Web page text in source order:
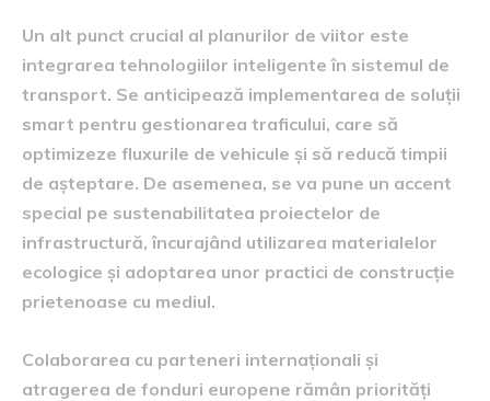
Un alt punct crucial al planurilor de viitor este
integrarea tehnologiilor inteligente în sistemul de
transport. Se anticipează implementarea de soluții
smart pentru gestionarea traficului, care să
optimizeze fluxurile de vehicule și să reducă timpii
de așteptare. De asemenea, se va pune un accent
special pe sustenabilitatea proiectelor de
infrastructură, încurajând utilizarea materialelor
ecologice și adoptarea unor practici de construcție
prietenoase cu mediul.
Colaborarea cu parteneri internaționali și
atragerea de fonduri europene rămân priorități